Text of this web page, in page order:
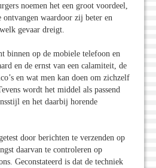
noemen het een groot voordeel,
waardoor zij beter en
gevaar dreigt.
binnen op de mobiele telefoon en
en de ernst van een calamiteit, de
en wat men kan doen om zichzelf
wordt het middel als passend
en het daarbij horende
door berichten te verzenden op
daarvan te controleren op
Geconstateerd is dat de techniek